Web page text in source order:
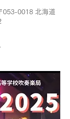
053-0018 北海道